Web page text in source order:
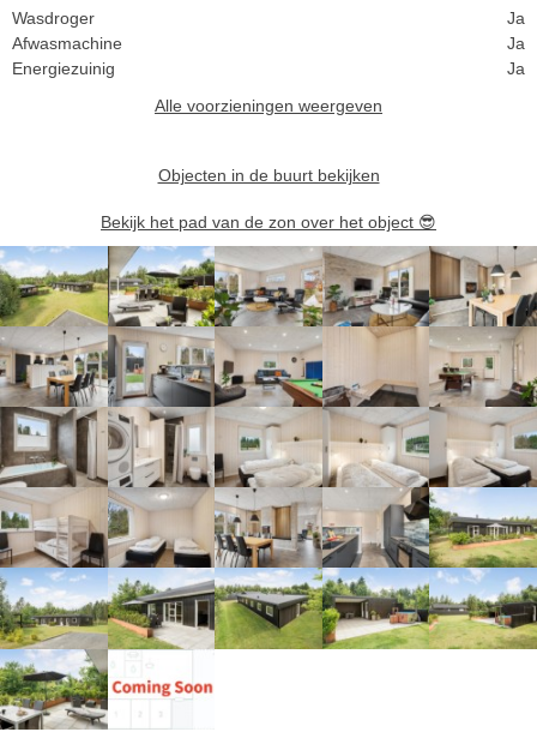
Wasdroger
Ja
Afwasmachine
Ja
Energiezuinig
Ja
Alle voorzieningen weergeven
Objecten in de buurt bekijken
Bekijk het pad van de zon over het object 😎